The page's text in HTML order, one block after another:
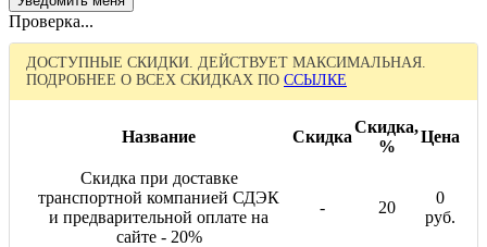
Проверка...
ДОСТУПНЫЕ СКИДКИ. ДЕЙСТВУЕТ МАКСИМАЛЬНАЯ.
ПОДРОБНЕЕ О ВСЕХ СКИДКАХ ПО ССЫЛКЕ
Название Скидка
Скидка,
%
Цена
Скидка при доставке
транспортной компанией СДЭК
и предварительной оплате на
сайте - 20%
- 20
0
руб.